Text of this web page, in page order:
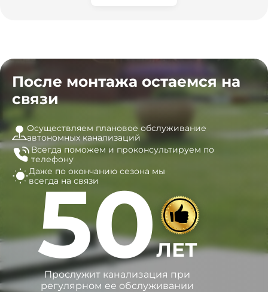
После монтажа остаемся на
связи
Осуществляем плановое обслуживание
автономных канализаций
Всегда поможем и проконсультируем по
телефону
Даже по окончанию сезона мы
всегда на связи
50ЛЕТ
Прослужит канализация при
регулярном ее обслуживании